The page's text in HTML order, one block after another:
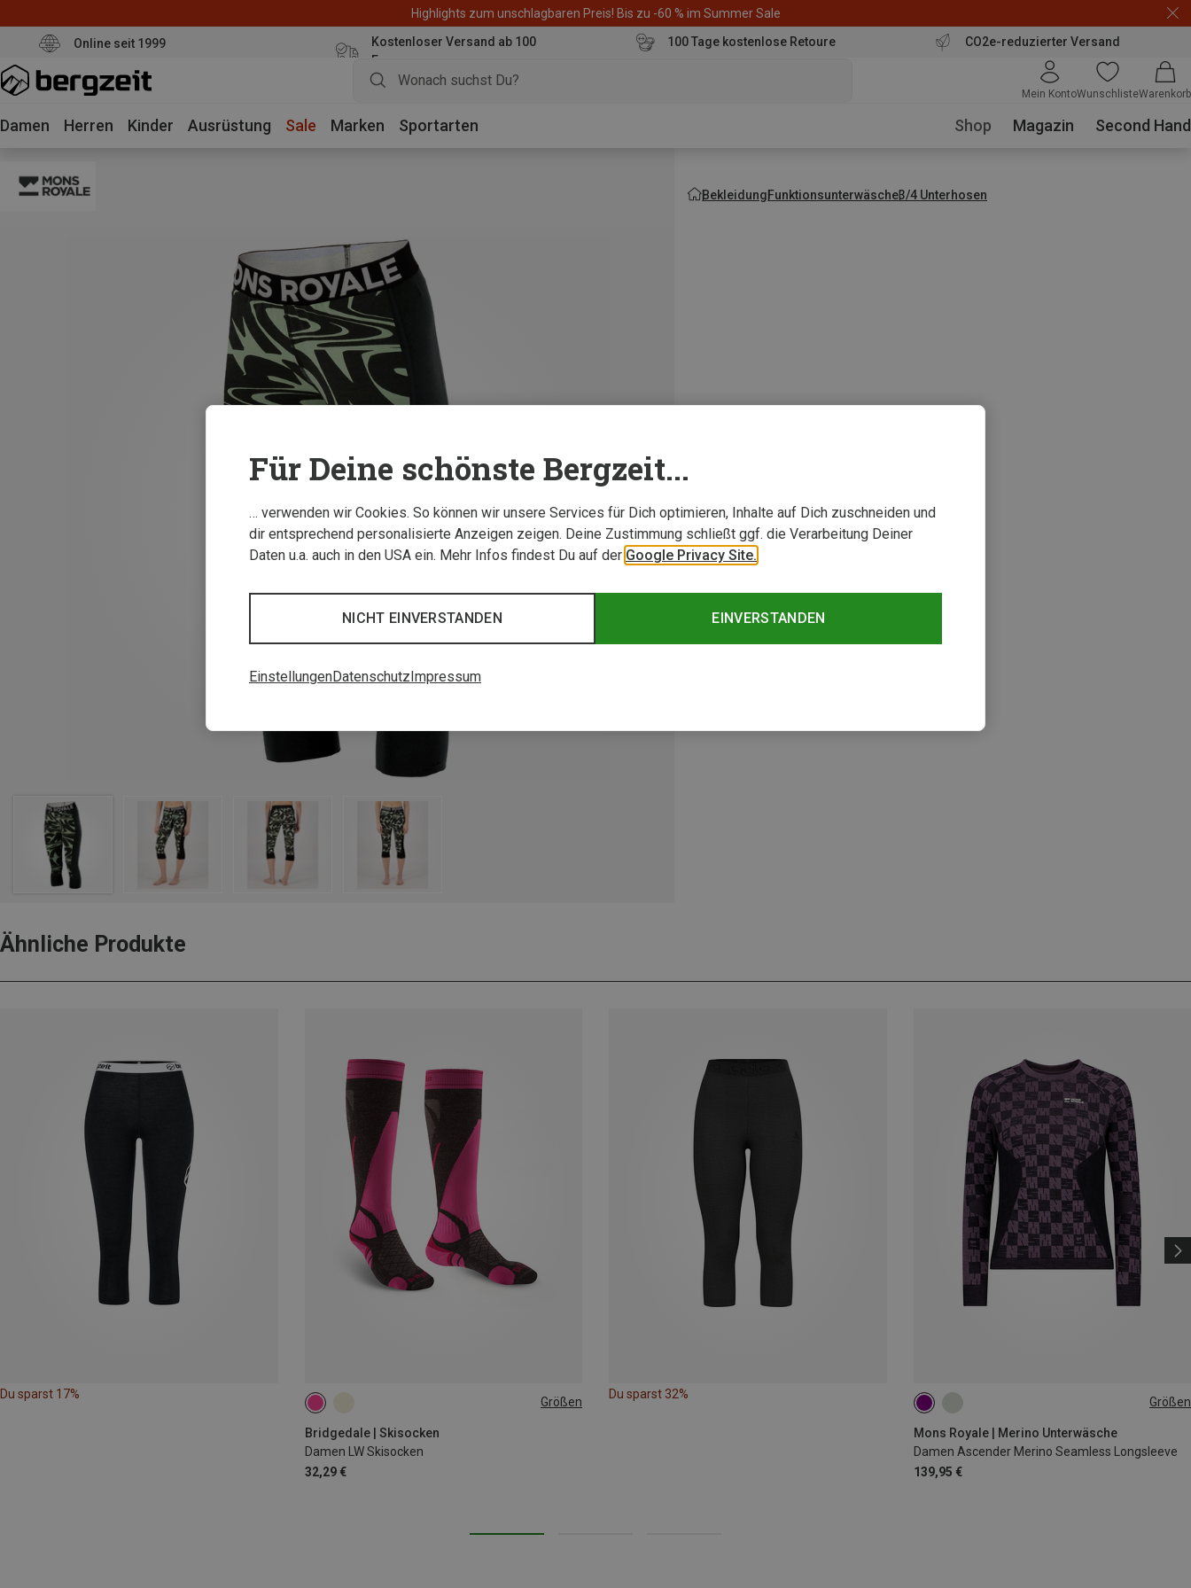
Highlights zum unschlagbaren Preis! Bis zu -60 % im Summer Sale
Online seit 1999
Kostenloser Versand ab 100
Euro
100 Tage kostenlose Retoure CO2e-reduzierter Versand
Mein KontoWunschlisteWarenkorb
Damen Herren Kinder Ausrüstung Sale Marken Sportarten Shop Magazin Second Hand
BekleidungFunktionsunterwäsche3/4 Unterhosen
Ähnliche Produkte
Du sparst 17%
Größen
Bridgedale | Skisocken
Damen LW Skisocken
32,29 €
41|42|43
Du sparst 32%
Größen
Mons Royale | Merino Unterwäsche
Damen Ascender Merino Seamless Longsleeve
139,95 €
S
Für Deine schönste Bergzeit...
… verwenden wir Cookies. So können wir unsere Services für Dich optimieren, Inhalte auf Dich zuschneiden und
dir entsprechend personalisierte Anzeigen zeigen. Deine Zustimmung schließt ggf. die Verarbeitung Deiner
Daten u.a. auch in den USA ein. Mehr Infos findest Du auf der Google Privacy Site.
EINVERSTANDEN
NICHT EINVERSTANDEN
EinstellungenDatenschutz Impressum